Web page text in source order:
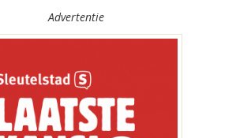
Advertentie